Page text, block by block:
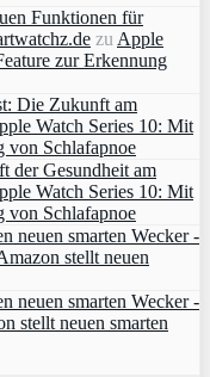
Funktionen für
zu Apple
zur Erkennung
Die Zukunft am
Watch Series 10: Mit
von Schlafapnoe
der Gesundheit am
Watch Series 10: Mit
von Schlafapnoe
neuen smarten Wecker -
stellt neuen
neuen smarten Wecker -
stellt neuen smarten